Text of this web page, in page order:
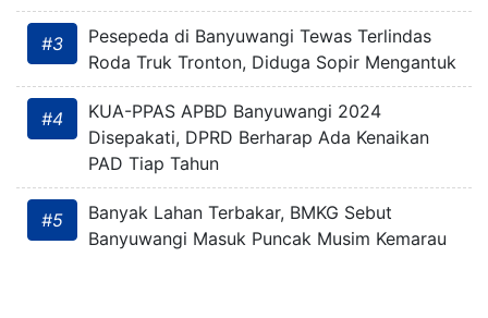
#3
Pesepeda di Banyuwangi Tewas Terlindas
Roda Truk Tronton, Diduga Sopir Mengantuk
#4
KUA-PPAS APBD Banyuwangi 2024
Disepakati, DPRD Berharap Ada Kenaikan
PAD Tiap Tahun
#5
Banyak Lahan Terbakar, BMKG Sebut
Banyuwangi Masuk Puncak Musim Kemarau